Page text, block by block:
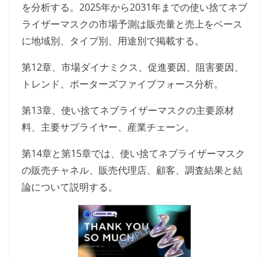
を分析する。2025年から2031年までの使い捨てネブ
ライザーマスクの市場予測は販売量と売上をベース
に地域別、タイプ別、用途別で掲載する。
第12章、市場ダイナミクス、促進要因、阻害要因、
トレンド、ポーターズファイブフォース分析。
第13章、使い捨てネブライザーマスクの主要原材
料、主要サプライヤー、産業チェーン。
第14章と第15章では、使い捨てネブライザーマスク
の販売チャネル、販売代理店、顧客、調査結果と結
論について説明する。